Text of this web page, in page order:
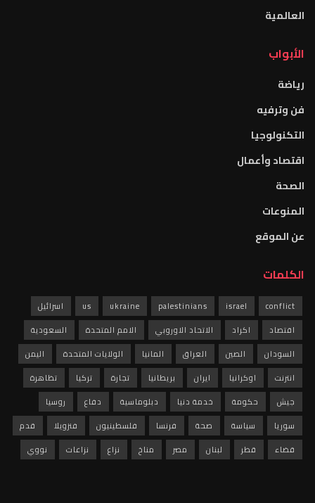
العالمية
الأبواب
رياضة
فن وترفيه
التكنولوجيا
اقتصاد وأعمال
الصحة
المنوعات
عن الموقع
الكلمات
conflict
israel
palestinians
ukraine
us
اسرائيل
اقتصاد
اكراد الاتحاد الاوروبي الامم المتحدة
السعودية
السودان
الصين العراق المانيا الولايات المتحدة
اليمن
انترنت
اوكرانيا ايران بريطانيا تجارة تركيا
تظاهرة
جيش
حكومة خدمة دنيا دبلوماسية دفاع
روسيا
سوريا
سياسة صحة فرنسا فلسطينيون فنزويلا
قدم
قضاء
قطر لبنان مصر مناخ نزاع نزاعات نووي